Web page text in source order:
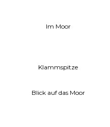
Im Moor
Klammspitze
Blick auf das Moor